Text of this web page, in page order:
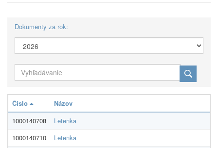
Dokumenty za rok:
Číslo Názov
1000140708
Letenka
1000140710
Letenka